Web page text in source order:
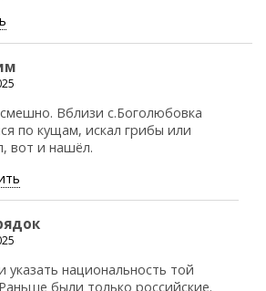
смешно. Вблизи с.Боголюбовка
по кущам, искал грибы или
вот и нашёл.
указать национальность той
были только российские.